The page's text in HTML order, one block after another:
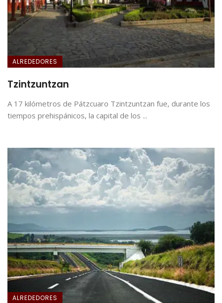
ALREDEDORES
Tzintzuntzan
A 17 kilómetros de Pátzcuaro Tzintzuntzan fue, durante los
tiempos prehispánicos, la capital de los ...
ALREDEDORES